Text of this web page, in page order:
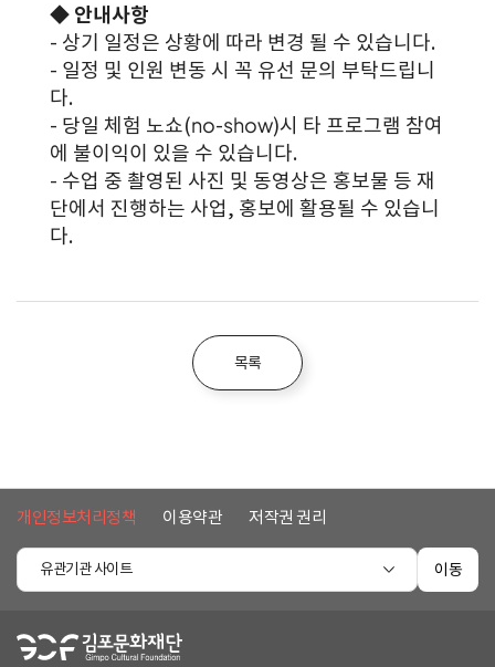
◆ 안내사항
- 상기 일정은 상황에 따라 변경 될 수 있습니다.
- 일정 및 인원 변동 시 꼭 유선 문의 부탁드립니
다.
- 당일 체험 노쇼(no-show)시 타 프로그램 참여
에 불이익이 있을 수 있습니다.
- 수업 중 촬영된 사진 및 동영상은 홍보물 등 재
단에서 진행하는 사업, 홍보에 활용될 수 있습니
다.
목록
개인정보처리정책 이용약관 저작권 권리
유관기관 사이트 이동